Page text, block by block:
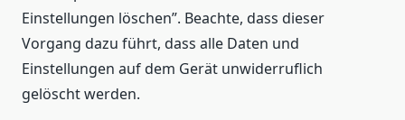
Einstellungen löschen”. Beachte, dass dieser
Vorgang dazu führt, dass alle Daten und
Einstellungen auf dem Gerät unwiderruflich
gelöscht werden.